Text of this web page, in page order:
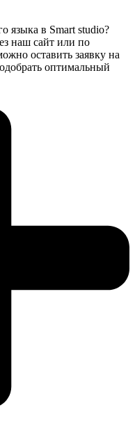
языка в Smart studio?
наш сайт или по
оставить заявку на
оптимальный